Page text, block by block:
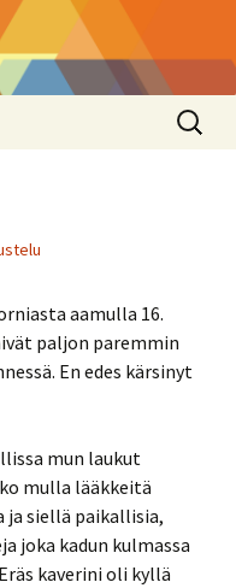
Haku:
aamulla 16.
paljon paremmin
En edes kärsinyt
mun laukut
mulla lääkkeitä
ja siellä paikallisia,
joka kadun kulmassa
kaverini oli kyllä